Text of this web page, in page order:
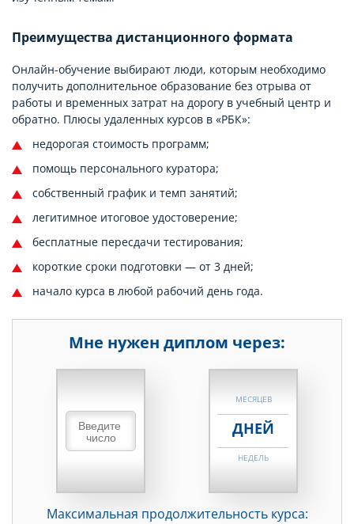
Преимущества дистанционного формата
Онлайн-обучение выбирают люди, которым необходимо
получить дополнительное образование без отрыва от
работы и временных затрат на дорогу в учебный центр и
обратно. Плюсы удаленных курсов в «РБК»:
недорогая стоимость программ;
помощь персонального куратора;
собственный график и темп занятий;
легитимное итоговое удостоверение;
бесплатные пересдачи тестирования;
короткие сроки подготовки — от 3 дней;
начало курса в любой рабочий день года.
Мне нужен диплом через:
НЕДЕЛЬ
МЕСЯЦЕВ
ДНЕЙ
НЕДЕЛЬ
ДНЕЙ
Максимальная продолжительность курса: